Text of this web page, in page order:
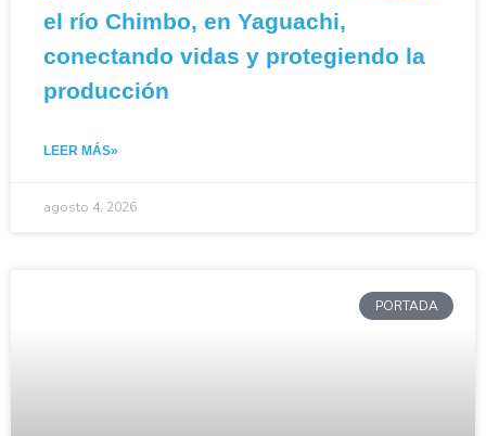
el río Chimbo, en Yaguachi,
conectando vidas y protegiendo la
producción
LEER MÁS»
agosto 4, 2026
PORTADA